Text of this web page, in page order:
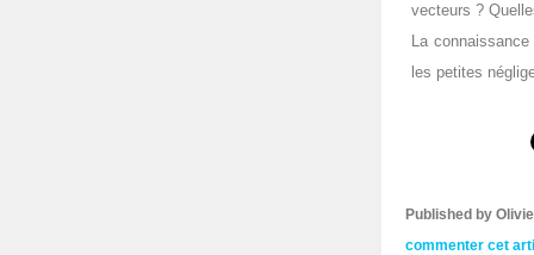
vecteurs ?
La
les petites
Published by
commenter cet